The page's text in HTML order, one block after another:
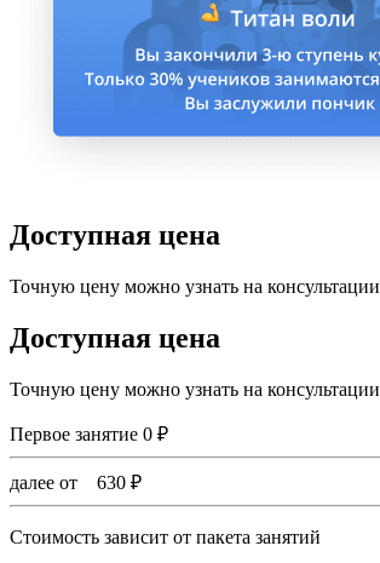
Доступная цена
Точную цену можно узнать на консультации
Доступная цена
Точную цену можно узнать на консультации
Первое занятие 0 ₽
далее от 630 ₽
Стоимость зависит от пакета занятий